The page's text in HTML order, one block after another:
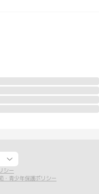
シー
・青少年保護ポリシー